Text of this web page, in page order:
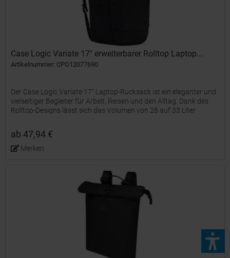
Case Logic Variate 17" erweiterbarer Rolltop Laptop...
Artikelnummer: CPO12077690
Der Case Logic Variate 17" Laptop-Rucksack ist ein eleganter und
vielseitiger Begleiter für Arbeit, Reisen und den Alltag. Dank des
Rolltop-Designs lässt sich das Volumen von 28 auf 33 Liter
ab 47,94 €
Merken